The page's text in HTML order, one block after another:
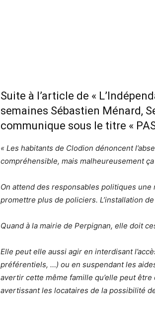
Suite à l’article de «
semaines Sébastien Ménard,
communique sous le titre « PAS
« Les habitants de Clodion dénoncent
compréhensible, mais malheureusement
On attend des responsables politiques
promettre plus de policiers. L’installation
Quand à la mairie de Perpignan, elle doit
Elle peut elle aussi agir en interdisant
préférentiels, …) ou en suspendant les
avertir cette même famille qu’elle peut
avertissant les locataires de la possibilité